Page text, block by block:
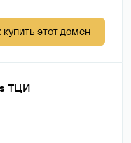
купить этот домен
ТЦИ